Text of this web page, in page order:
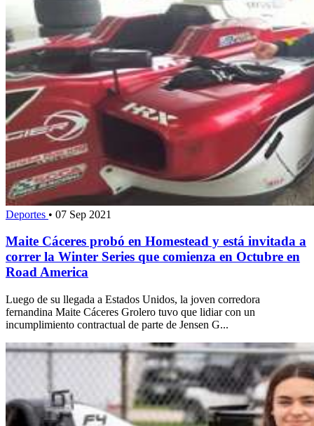
Deportes • 07 Sep 2021
Maite Cáceres probó en Homestead y está invitada a
correr la Winter Series que comienza en Octubre en
Road America
Luego de su llegada a Estados Unidos, la joven corredora
fernandina Maite Cáceres Grolero tuvo que lidiar con un
incumplimiento contractual de parte de Jensen G...